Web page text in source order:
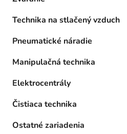
Technika na stlačený vzduch
Pneumatické náradie
Manipulačná technika
Elektrocentrály
Čistiaca technika
Ostatné zariadenia